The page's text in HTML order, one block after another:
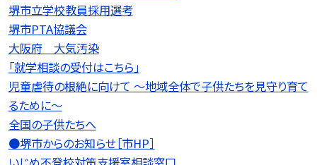
堺市立学校教員採用選考
堺市PTA協議会
大阪府 大気汚染
「就学相談の受付はこちら」
児童虐待の根絶に向けて 〜地域全体で子供たちを見守り育て
るために〜
全国の子供たちへ
●堺市からのお知らせ［市HP］